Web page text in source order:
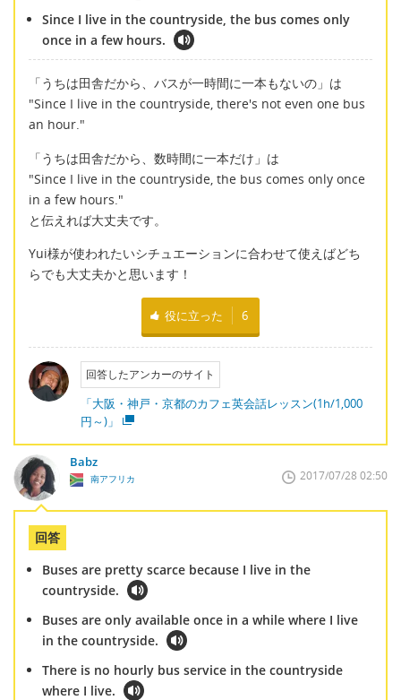
Since I live in the countryside, the bus comes only
once in a few hours.
「うちは田舎だから、バスが一時間に一本もないの」は
"Since I live in the countryside, there's not even one bus
an hour."
「うちは田舎だから、数時間に一本だけ」は
"Since I live in the countryside, the bus comes only once
in a few hours."
と伝えれば大丈夫です。
Yui様が使われたいシチュエーションに合わせて使えばどち
らでも大丈夫かと思います！
役に立った 6
回答したアンカーのサイト
「大阪・神戸・京都のカフェ英会話レッスン(1h/1,000
円～)」
Babz
南アフリカ 2017/07/28 02:50
回答
Buses are pretty scarce because I live in the
countryside.
Buses are only available once in a while where I live
in the countryside.
There is no hourly bus service in the countryside
where I live.